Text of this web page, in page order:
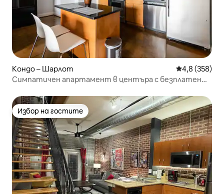
Кондо – Шарлот Средна
4,8 (358)
Симпатичен апартамент в центъра с безплатен
Избор на гостите
Избор на гостите